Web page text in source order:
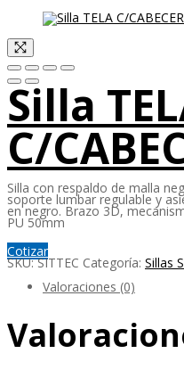
Silla
C/
Silla con respaldo de malla
soporte lumbar regulable y
en negro. Brazo 3D,
PU 50mm
Cotizar
SKU:SITTEC Categoría: Sillas
Valoraciones (0)